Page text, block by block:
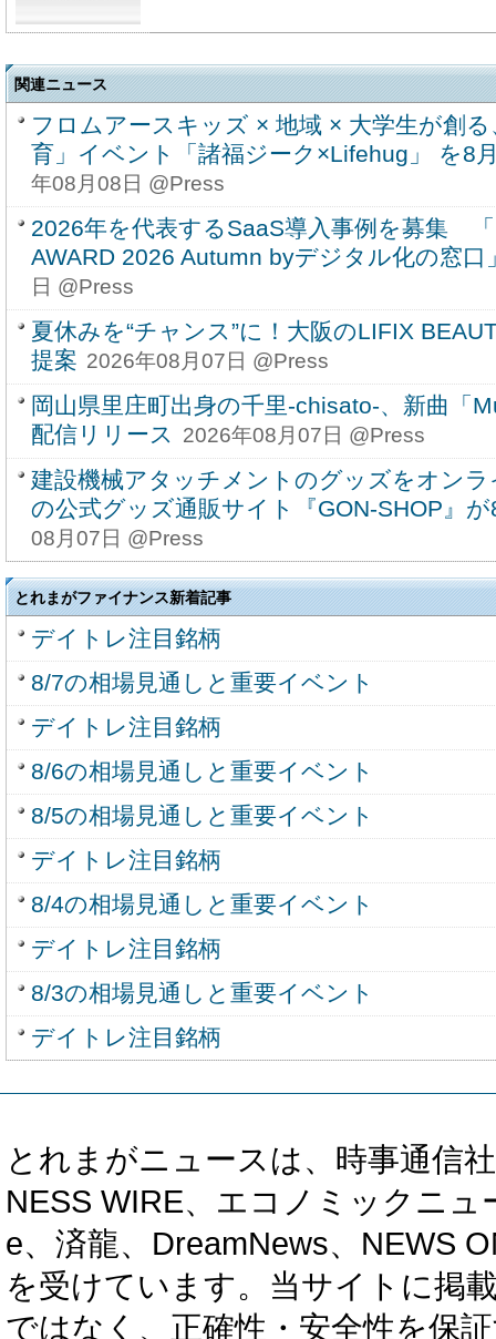
関連ニュース
フロムアースキッズ × 地域 × 大学生が創
育」イベント「諸福ジーク×Lifehug」 を8
年08月08日 @Press
2026年を代表するSaaS導入事例を募集
AWARD 2026 Autumn byデジタル化の窓口
日 @Press
夏休みを“チャンス”に！大阪のLIFIX
提案 2026年08月07日 @Press
岡山県里庄町出身の千里-chisato-、新曲「
配信リリース 2026年08月07日 @Press
建設機械アタッチメントのグッズをオン
の公式グッズ通販サイト『GON-SHOP』
08月07日 @Press
とれまがファイナンス新着記事
デイトレ注目銘柄
8/7の相場見通しと重要イベント
デイトレ注目銘柄
8/6の相場見通しと重要イベント
8/5の相場見通しと重要イベント
デイトレ注目銘柄
8/4の相場見通しと重要イベント
デイトレ注目銘柄
8/3の相場見通しと重要イベント
デイトレ注目銘柄
とれまがニュースは、時事通信
NESS WIRE、エコノミックニ
e、済龍、DreamNews、NEWS
を受けています。当サイトに掲
ではなく、正確性・安全性を保